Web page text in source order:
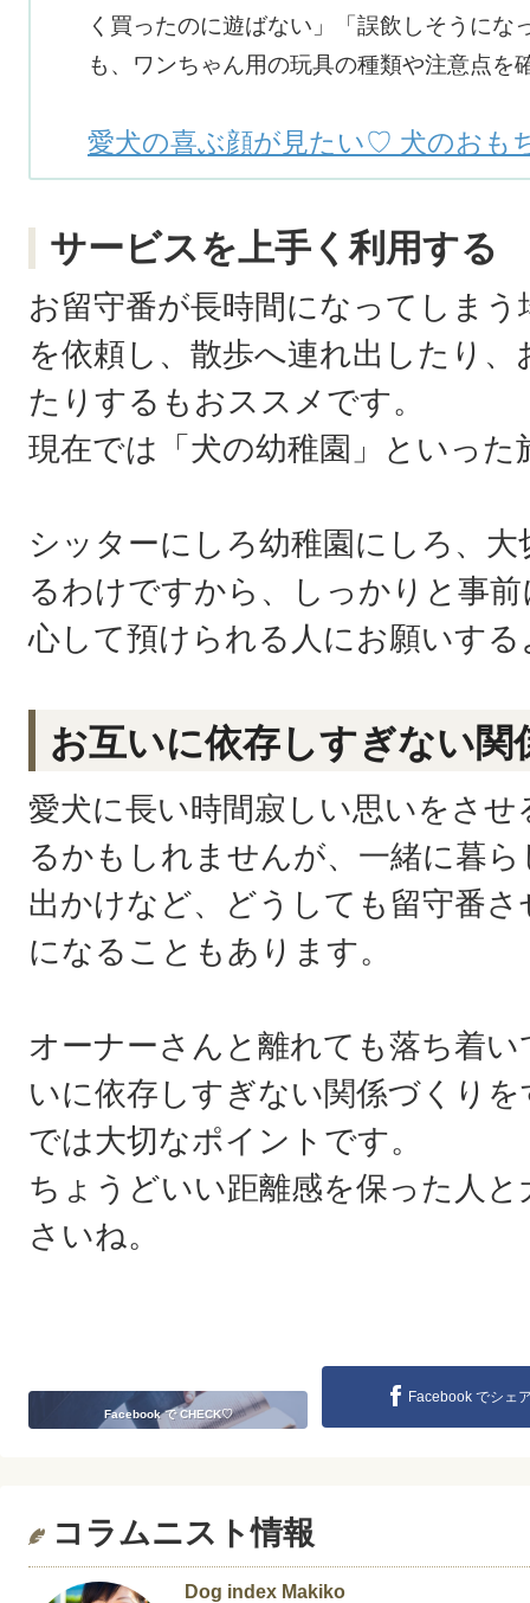
く買ったのに遊ばない」「誤飲しそうに
も、ワンちゃん用の玩具の種類や注意点を
愛犬の喜ぶ顔が見たい♡ 犬のおも
サービスを上手く利用する
お留守番が長時間になってしま
を依頼し、散歩へ連れ出したり
たりするもおススメです。
現在では「犬の幼稚園」といっ
シッターにしろ幼稚園にしろ、
るわけですから、しっかりと事
心して預けられる人にお願いす
お互いに依存しすぎない関
愛犬に長い時間寂しい思いをさ
るかもしれませんが、一緒に暮
出かけなど、どうしても留守番
になることもあります。
オーナーさんと離れても落ち着
いに依存しすぎない関係づくり
では大切なポイントです。
ちょうどいい距離感を保った人
さいね。
Facebook で CHECK♡
Facebook でシェ
コラムニスト情報
Dog index Makiko